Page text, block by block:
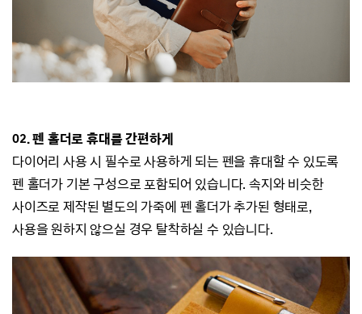
02. 펜 홀더로 휴대를 간편하게
다이어리 사용 시 필수로 사용하게 되는 펜을 휴대할 수 있도록
펜 홀더가 기본 구성으로 포함되어 있습니다. 속지와 비슷한
사이즈로 제작된 별도의 가죽에 펜 홀더가 추가된 형태로,
사용을 원하지 않으실 경우 탈착하실 수 있습니다.